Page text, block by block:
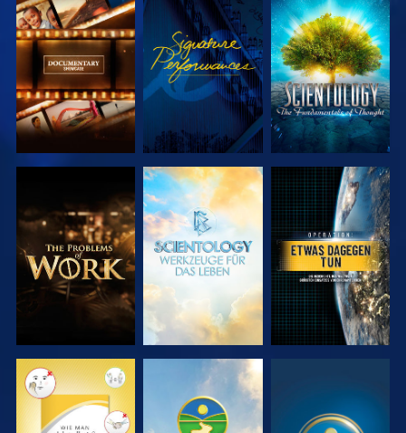
SERIE
ENTDECKEN
ANSEHEN
SERIE
ENTDECKEN
SERIE
ENTDECKEN
SERIE
ENTDECKEN
ANSEHEN
ANSEHEN ANSEHEN ANSEHEN